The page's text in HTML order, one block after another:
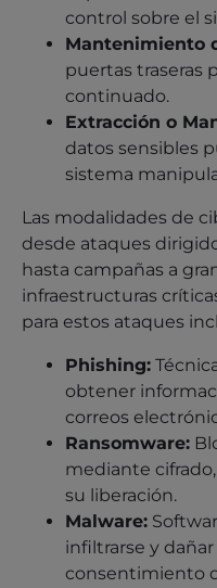
control sobre el
Mantenimiento
puertas traseras
continuado.
Extracción o
datos sensibles
sistema
Las modalidades de
desde ataques
hasta campañas a
infraestructuras
para estos ataques
Phishing:
obtener
correos
Ransomware:
mediante
su liberación.
Malware:
infiltrarse y
consentimiento